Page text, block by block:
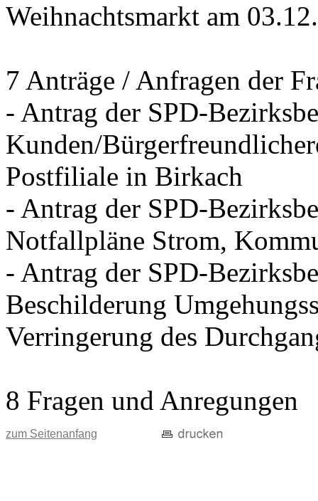
Weihnachtsmarkt am
7 Anträge / Anfragen der
- Antrag der SPD-
Kunden/
Postfiliale in Birkach
- Antrag der SPD-
Notfallpläne Strom,
- Antrag der SPD-
Beschilderung
Verringerung des
8 Fragen und Anregungen
zum Seitenanfang